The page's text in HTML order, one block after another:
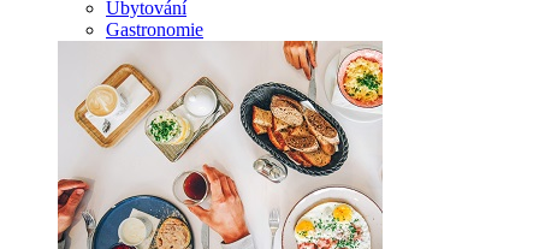
Ubytování
Gastronomie